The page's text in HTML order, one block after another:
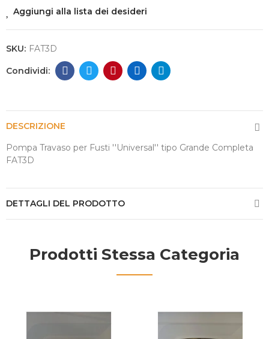
Aggiungi alla lista dei desideri
SKU: FAT3D
DESCRIZIONE
Pompa Travaso per Fusti ''Universal'' tipo Grande Completa
FAT3D
DETTAGLI DEL PRODOTTO
Prodotti Stessa Categoria